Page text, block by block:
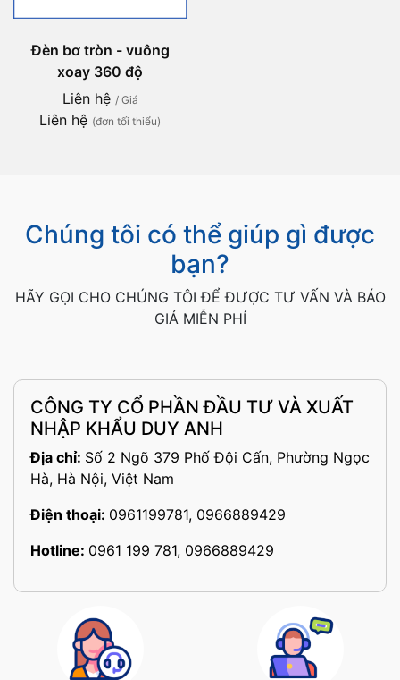
Đèn bơ tròn - vuông
xoay 360 độ
Liên hệ / Giá
Liên hệ (đơn tối thiểu)
Chúng tôi có thể giúp gì được
bạn?
HÃY GỌI CHO CHÚNG TÔI ĐỂ ĐƯỢC TƯ VẤN VÀ BÁO
GIÁ MIỄN PHÍ
CÔNG TY CỔ PHẦN ĐẦU TƯ VÀ XUẤT
NHẬP KHẨU DUY ANH
Địa chỉ: Số 2 Ngõ 379 Phố Đội Cấn, Phường Ngọc
Hà, Hà Nội, Việt Nam
Điện thoại: 0961199781, 0966889429
Hotline: 0961 199 781, 0966889429